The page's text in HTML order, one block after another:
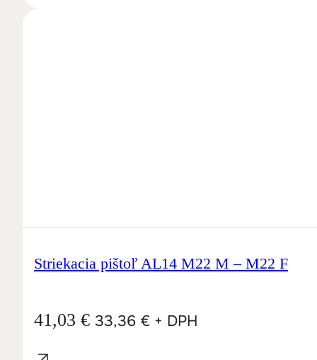
Striekacia pištoľ AL14 M22 M – M22 F
41,03 € 33,36 € + DPH